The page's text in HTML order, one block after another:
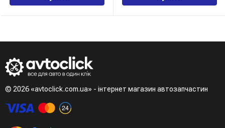
© 2026 «avtoclick.com.ua» - інтернет магазин автозапчастин